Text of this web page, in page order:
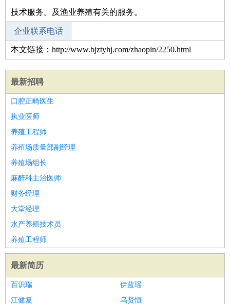
技术服务。及渔业养殖有关的服务。
企业联系电话
本文链接：http://www.bjztyhj.com/zhaopin/2250.html
最新招聘
口腔正畸医生
执业医师
养殖工程师
养殖场质量部副经理
养殖场组长
麻醉科主治医师
财务经理
大堂经理
水产养殖技术员
养殖工程师
最新简历
百识瑞
伊蓝瑶
江健复
乌贤恒